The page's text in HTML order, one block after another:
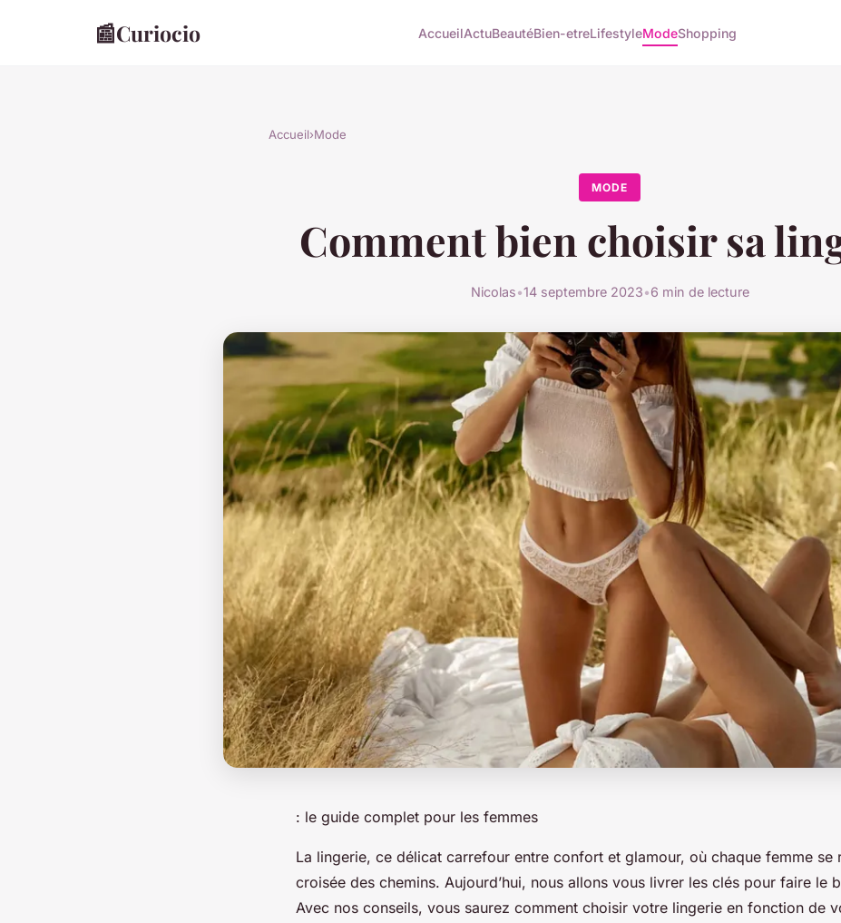
📰Curiocio AccueilActuBeautéBien-etreLifestyleModeShopping
Accueil›Mode
MODE
Comment bien choisir sa
Nicolas•14 septembre 2023•6 min de lecture
: le guide complet pour les femmes
La lingerie, ce délicat carrefour entre confort et glamour, où chaque femme se
croisée des chemins. Aujourd’hui, nous allons vous livrer les clés pour faire le
Avec nos conseils, vous saurez comment choisir votre lingerie en fonction de